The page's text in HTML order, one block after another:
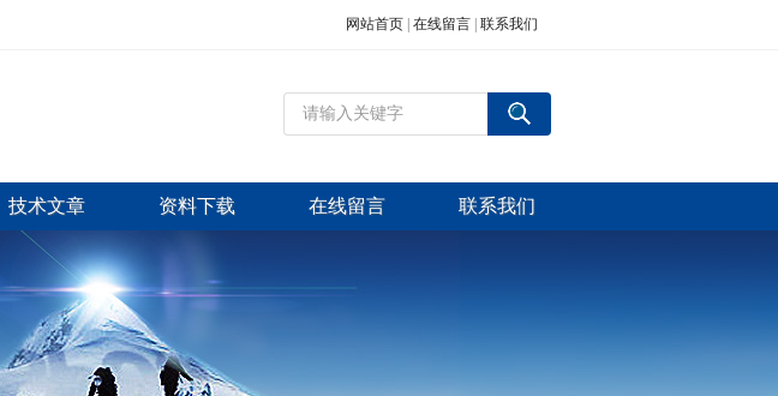
网站首页 在线留言 联系我们
技术文章 资料下载 在线留言 联系我们